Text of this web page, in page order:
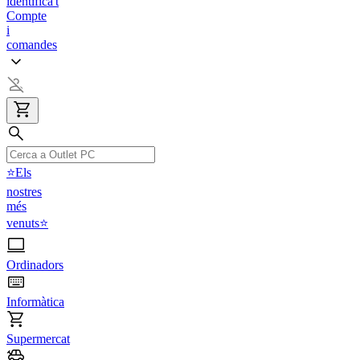
Compte
i
comandes
⭐Els
nostres
més
venuts⭐
Ordinadors
Informàtica
Supermercat